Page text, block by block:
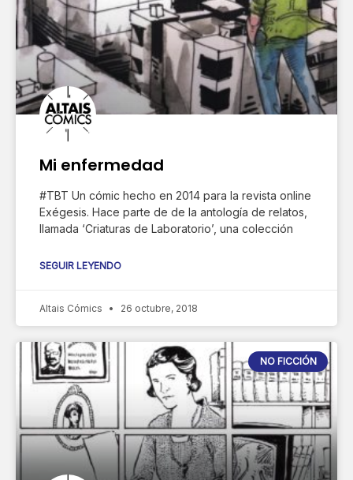
Mi enfermedad
#TBT Un cómic hecho en 2014 para la revista online
Exégesis. Hace parte de de la antología de relatos,
llamada ‘Criaturas de Laboratorio’, una colección
SEGUIR LEYENDO
Altais Cómics 26 octubre, 2018
NO FICCIÓN